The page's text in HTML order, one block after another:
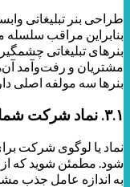
طراحی بنر تبلیغاتی
بنابراین مراقب سلسله
بنرهای تبلیغاتی چشمگیر
مشتریان و رفت‌وآمد
بنرها سه مولفه اصلی
۳.۱. نماد شرکت شما
نماد یا لوگوی شرکت
شود. مطمئن شوید که
به اندازه عامل جذب